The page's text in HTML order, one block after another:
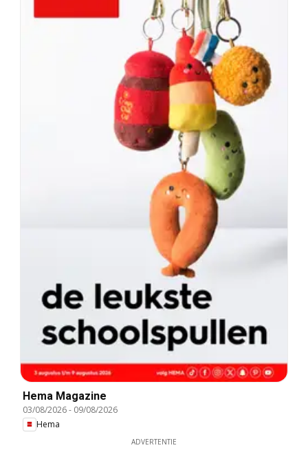
Hema Magazine
03/08/2026- 09/08/2026
Hema
ADVERTENTIE